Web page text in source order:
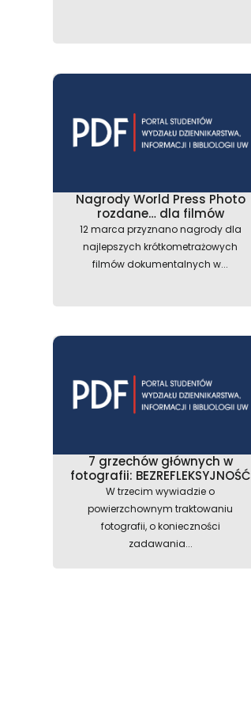
Nagrody World Press Photo
rozdane… dla filmów
12 marca przyznano nagrody dla
najlepszych krótkometrażowych
filmów dokumentalnych w...
7 grzechów głównych w
fotografii: BEZREFLEKSYJNOŚĆ
W trzecim wywiadzie o
powierzchownym traktowaniu
fotografii, o konieczności
zadawania...